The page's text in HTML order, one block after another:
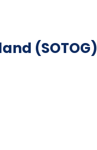
(SOTOG)